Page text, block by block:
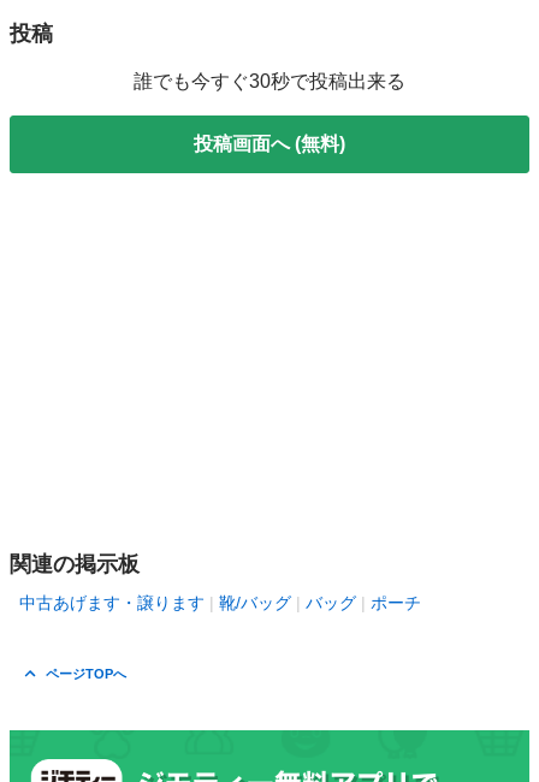
投稿
誰でも今すぐ30秒で投稿出来る
投稿画面へ (無料)
関連の掲示板
中古あげます・譲ります 靴/バッグ バッグ ポーチ
ページTOPへ